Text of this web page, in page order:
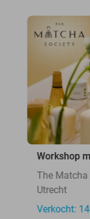
Workshop
The Matcha
Utrecht
Verkocht: